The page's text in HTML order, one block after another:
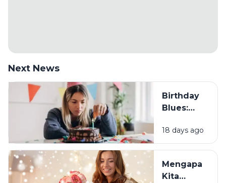
Next News
Birthday
Blues:
Sebagian
Orang
Merasa
Sedih Saat
18 days ago
Mengapa
Kita